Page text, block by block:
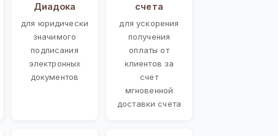
Диадока
для юридически
значимого
подписания
электронных
документов
счета
для ускорения
получения
оплаты от
клиентов за
счет
мгновенной
доставки счета